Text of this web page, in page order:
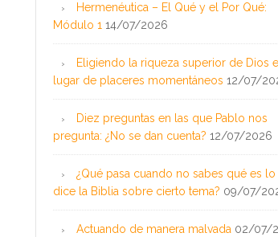
Hermenéutica – El Qué y el Por Qué:
Módulo 1 14/07/2026
Eligiendo la riqueza superior de Dios
lugar de placeres momentáneos 12/07/
Diez preguntas en las que Pablo nos
pregunta: ¿No se dan cuenta? 12/07/2026
¿Qué pasa cuando no sabes qué es
dice la Biblia sobre cierto tema? 09/07/
Actuando de manera malvada 02/07/